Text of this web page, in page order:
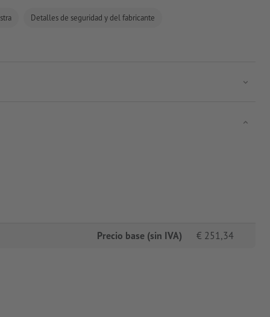
Detalles de seguridad y del fabricante
Precio base (sin IVA) € 251,34